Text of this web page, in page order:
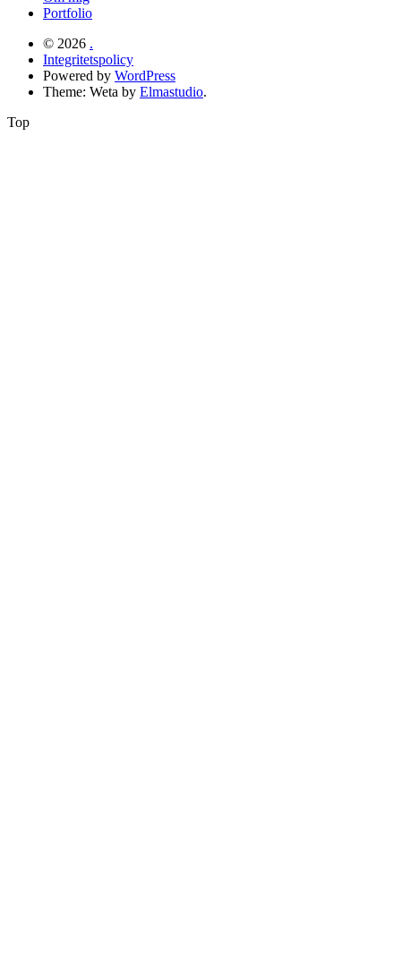
Portfolio
© 2026 .
Integritetspolicy
Powered by WordPress
Theme: Weta by Elmastudio.
Top